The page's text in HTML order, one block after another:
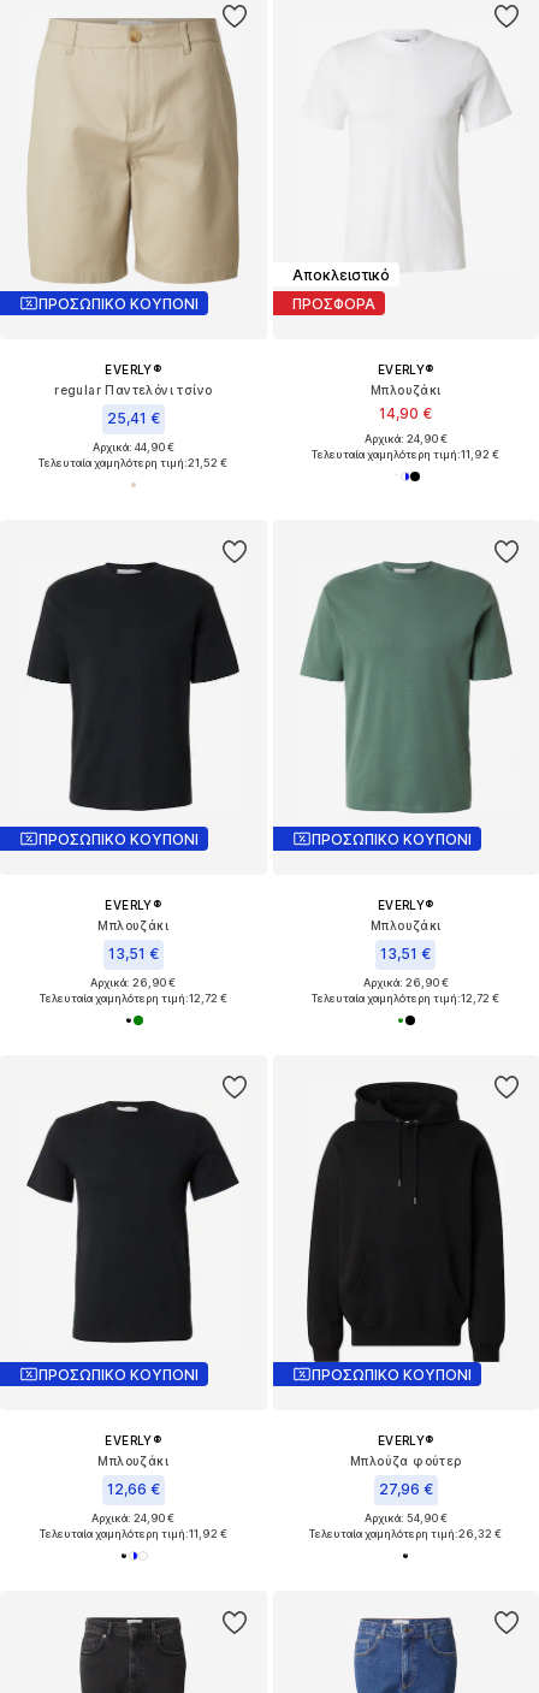
ΠΡΟΣΩΠΙΚΟ ΚΟΥΠΟΝΙ
EVERLY®
regular Παντελόνι τσίνο
25,41 €
Αρχικά: 44,90 €
Τελευταία χαμηλότερη τιμή:21,52 €
Αποκλειστικό
ΠΡΟΣΦΟΡΑ
EVERLY®
Μπλουζάκι
14,90 €
Αρχικά: 24,90 €
Τελευταία χαμηλότερη τιμή:11,92 €
ΠΡΟΣΩΠΙΚΟ ΚΟΥΠΟΝΙ
EVERLY®
Μπλουζάκι
13,51 €
Αρχικά: 26,90 €
Τελευταία χαμηλότερη τιμή:12,72 €
ΠΡΟΣΩΠΙΚΟ ΚΟΥΠΟΝΙ
EVERLY®
Μπλουζάκι
13,51 €
Αρχικά: 26,90 €
Τελευταία χαμηλότερη τιμή:12,72 €
ΠΡΟΣΩΠΙΚΟ ΚΟΥΠΟΝΙ
EVERLY®
Μπλουζάκι
12,66 €
Αρχικά: 24,90 €
Τελευταία χαμηλότερη τιμή:11,92 €
ΠΡΟΣΩΠΙΚΟ ΚΟΥΠΟΝΙ
EVERLY®
Μπλούζα φούτερ
27,96 €
Αρχικά: 54,90 €
Τελευταία χαμηλότερη τιμή:26,32 €